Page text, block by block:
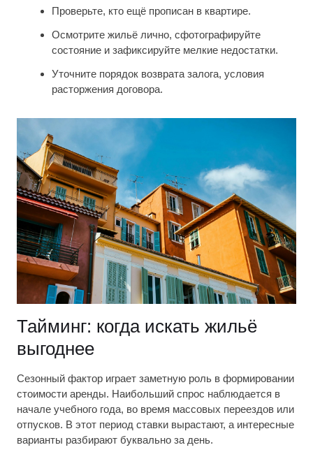
Проверьте, кто ещё прописан в квартире.
Осмотрите жильё лично, сфотографируйте
состояние и зафиксируйте мелкие недостатки.
Уточните порядок возврата залога, условия
расторжения договора.
Тайминг: когда искать жильё
выгоднее
Сезонный фактор играет заметную роль в формировании
стоимости аренды. Наибольший спрос наблюдается в
начале учебного года, во время массовых переездов или
отпусков. В этот период ставки вырастают, а интересные
варианты разбирают буквально за день.